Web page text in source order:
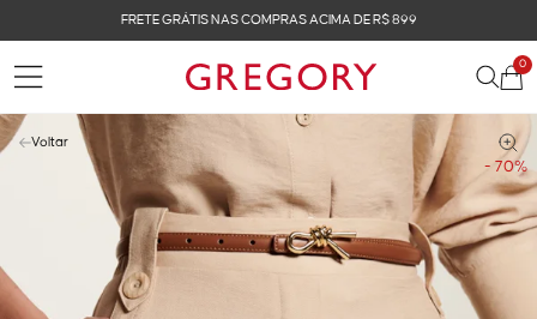
FRETE GRÁTIS NAS COMPRAS ACIMA DE R$ 899
0
- 70%
Voltar